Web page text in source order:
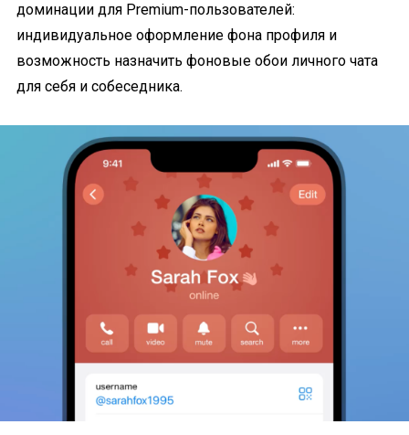
доминации для Premium-пользователей:
индивидуальное оформление фона профиля и
возможность назначить фоновые обои личного чата
для себя и собеседника.